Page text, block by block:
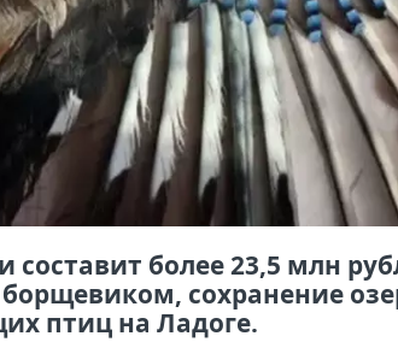
более 23,5 млн
сохранение
птиц на Ладоге.